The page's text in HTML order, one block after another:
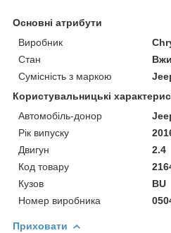
Основні атрибути
Виробник
Стан
Сумісність з маркою
Користувальницькі
Автомобіль-донор
Рік випуску
Двигун
2.4
Код товару
Кузов
BU
Номер виробника
Приховати